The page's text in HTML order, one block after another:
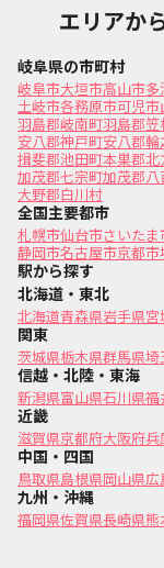
エリアか
岐阜県の市町村
岐阜市大垣市高山市多
土岐市各務原市可児市
羽島郡岐南町羽島郡笠
安八郡神戸町安八郡
揖斐郡池田町本巣郡北
加茂郡七宗町加茂郡八
大野郡白川村
全国主要都市
札幌市仙台市さいたま
静岡市名古屋市京都市
駅から探す
北海道・東北
北海道青森県岩手県宮
関東
茨城県栃木県群馬県埼
信越・北陸・東海
新潟県富山県石川県福
近畿
滋賀県京都府大阪府兵
中国・四国
鳥取県島根県岡山県広
九州・沖縄
福岡県佐賀県長崎県熊